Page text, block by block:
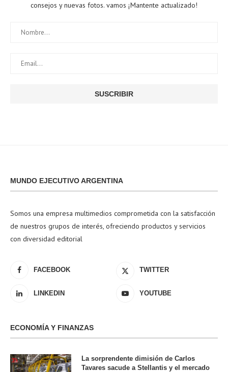
consejos y nuevas fotos. vamos ¡Mantente actualizado!
MUNDO EJECUTIVO ARGENTINA
Somos una empresa multimedios comprometida con la satisfacción
de nuestros grupos de interés, ofreciendo productos y servicios
con diversidad editorial
FACEBOOK TWITTER
LINKEDIN YOUTUBE
ECONOMÍA Y FINANZAS
La sorprendente dimisión de Carlos
Tavares sacude a Stellantis y el mercado